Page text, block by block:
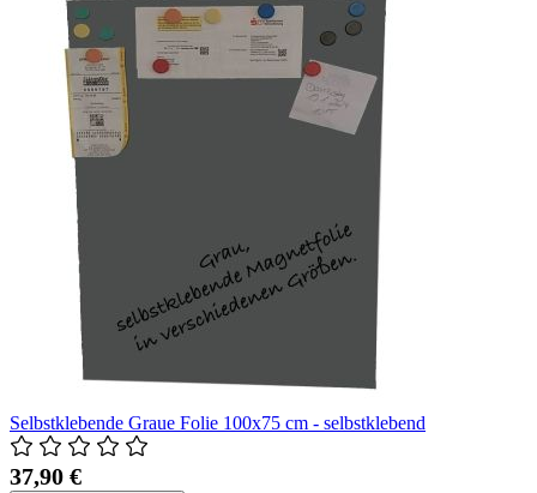
Selbstklebende Graue Folie 100x75 cm - selbstklebend
37,90 €